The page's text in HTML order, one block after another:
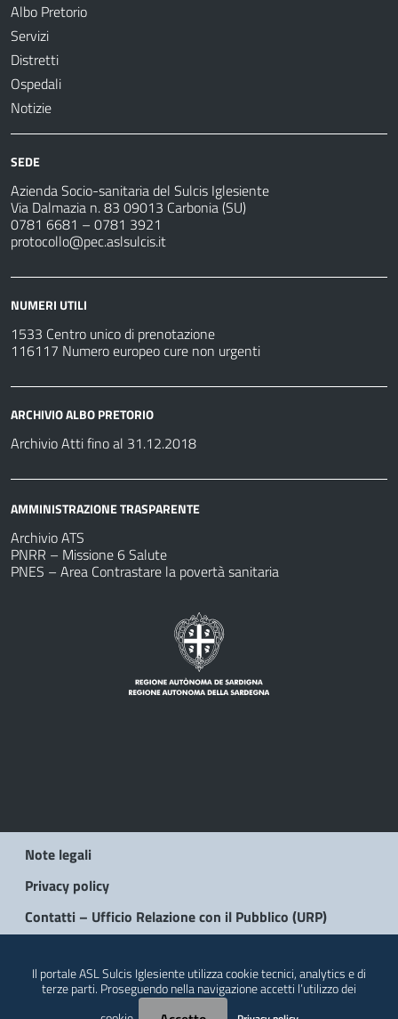
Albo Pretorio
Servizi
Distretti
Ospedali
Notizie
SEDE
Azienda Socio-sanitaria del Sulcis Iglesiente
Via Dalmazia n. 83 09013 Carbonia (SU)
0781 6681 – 0781 3921
protocollo@pec.aslsulcis.it
NUMERI UTILI
1533 Centro unico di prenotazione
116117 Numero europeo cure non urgenti
ARCHIVIO ALBO PRETORIO
Archivio Atti fino al 31.12.2018
AMMINISTRAZIONE TRASPARENTE
Archivio ATS
PNRR – Missione 6 Salute
PNES – Area Contrastare la povertà sanitaria
Note legali
Privacy policy
Contatti – Ufficio Relazione con il Pubblico (URP)
Il portale ASL Sulcis Iglesiente utilizza cookie tecnici, analytics e di
terze parti. Proseguendo nella navigazione accetti l’utilizzo dei